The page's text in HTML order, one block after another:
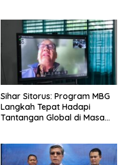
Sihar Sitorus: Program MBG
Langkah Tepat Hadapi
Tantangan Global di Masa